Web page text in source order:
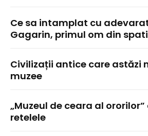
Ce sa intamplat cu
Gagarin, primul om din
Civilizații antice care astăzi
muzee
„Muzeul de ceara al
retelele